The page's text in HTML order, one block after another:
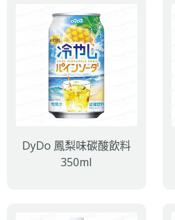
DyDo 鳳梨味碳酸飲料
350ml